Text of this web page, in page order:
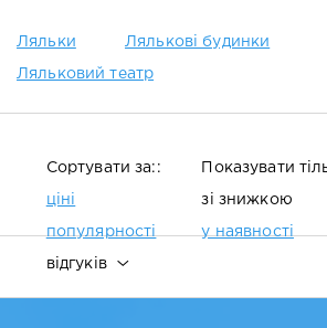
Ляльки Лялькові будинки
Ляльковий театр
Сортувати за::
ціні
популярності
відгуків
Показувати
зі знижкою
у наявності